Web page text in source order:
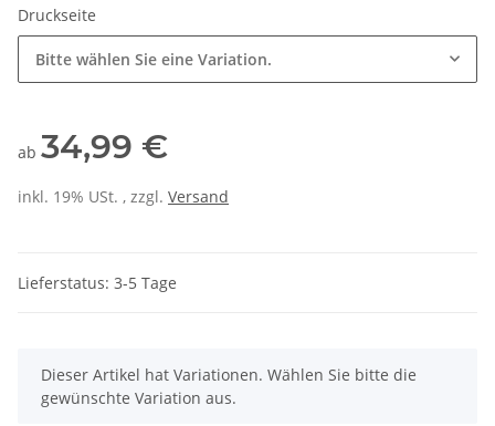
Druckseite
Bitte wählen Sie eine Variation.
ab 34,99 €
inkl. 19% USt. , zzgl. Versand
Lieferstatus: 3-5 Tage
x
Dieser Artikel hat Variationen. Wählen Sie bitte die
gewünschte Variation aus.